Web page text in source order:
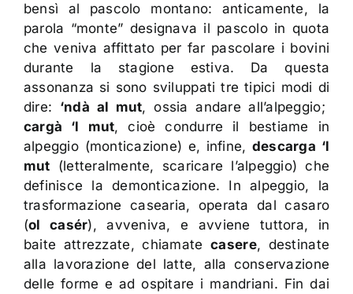
bensì al pascolo montano: anticamente, la
parola “monte” designava il pascolo in quota
che veniva affittato per far pascolare i bovini
durante la stagione estiva. Da questa
assonanza si sono sviluppati tre tipici modi di
dire: ‘ndà al mut, ossia andare all’alpeggio;
cargà ‘l mut, cioè condurre il bestiame in
alpeggio (monticazione) e, infine, descarga ‘l
mut (letteralmente, scaricare l’alpeggio) che
definisce la demonticazione. In alpeggio, la
trasformazione casearia, operata dal casaro
(ol casér), avveniva, e avviene tuttora, in
baite attrezzate, chiamatecasere, destinate
alla lavorazione del latte, alla conservazione
delle forme e ad ospitare i mandriani. Fin dai